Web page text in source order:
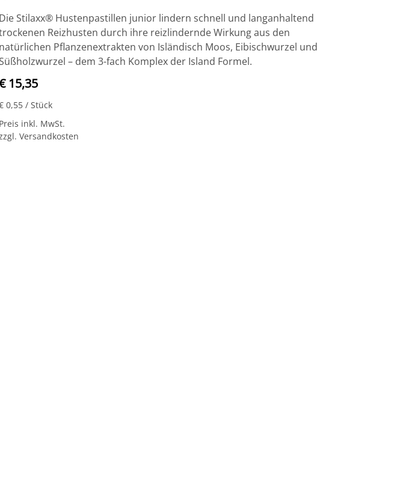
Die Stilaxx® Hustenpastillen junior lindern schnell und langanhaltend
Reizhusten durch ihre reizlindernde Wirkung aus den
natürlichen Pflanzenextrakten von Isländisch Moos, Eibischwurzel und
– dem 3-fach Komplex der Island Formel.
15,35
0,55 / Stück
Preis inkl. MwSt.
Versandkosten